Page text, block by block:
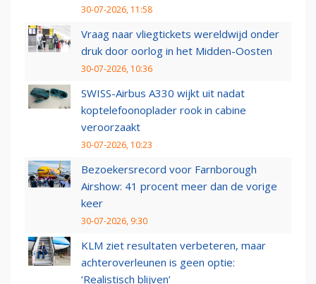
30-07-2026, 11:58
Vraag naar vliegtickets wereldwijd onder
druk door oorlog in het Midden-Oosten
30-07-2026, 10:36
SWISS-Airbus A330 wijkt uit nadat
koptelefoonoplader rook in cabine
veroorzaakt
30-07-2026, 10:23
Bezoekersrecord voor Farnborough
Airshow: 41 procent meer dan de vorige
keer
30-07-2026, 9:30
KLM ziet resultaten verbeteren, maar
achteroverleunen is geen optie:
‘Realistisch blijven’